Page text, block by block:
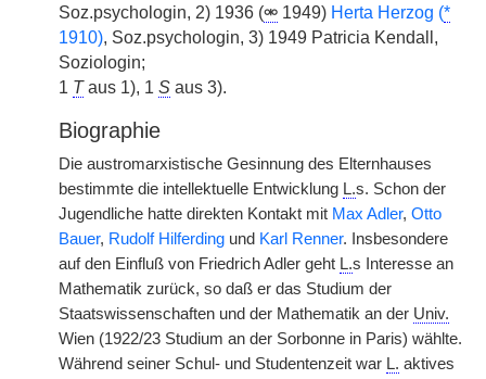
Soz.psychologin, 2) 1936 (⚮ 1949) Herta Herzog (*
1910), Soz.psychologin, 3) 1949 Patricia Kendall,
Soziologin;
1 Taus 1), 1 S aus 3).
Biographie
Die austromarxistische Gesinnung des Elternhauses
bestimmte die intellektuelle Entwicklung L.s. Schon der
Jugendliche hatte direkten Kontakt mit Max Adler, Otto
Bauer, Rudolf Hilferding und Karl Renner. Insbesondere
auf den Einfluß von Friedrich Adler geht L.s Interesse an
Mathematik zurück, so daß er das Studium der
Staatswissenschaften und der Mathematik an der Univ.
Wien (1922/23 Studium an der Sorbonne in Paris) wählte.
Während seiner Schul- und Studentenzeit war L. aktives